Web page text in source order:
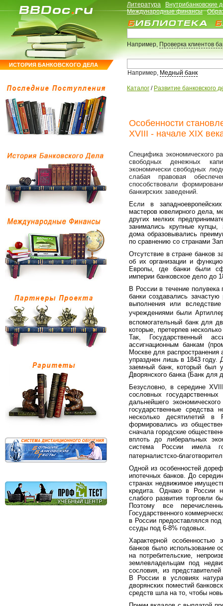
ИСТОРИЯ БАНКОВСКОГО ДЕЛА
Литература
Внутрибанковские
Международные финансы
Например,Проверка клиентов
Например, Медный банк
Каталог / Развитие банковского
Особенности
XVIII - начале XIX
Специфика экономического
свободных денежных
экономически свободных
слабая правовая
способствовали
банкирских заведений.
Если в
мастеров ювелирного дела,
других мелких
занимались крупные купцы,
дома образовывались
по сравнению со странами
Отсутствие в стране банков
об их организации и
Европы, где банки были
империи банковское дело до
В России в течение полувека
банки создавались
выполнения или
учреждениями были
вспомогательный банк для
которые, претерпев
Так, Государственный
ассигнационным банкам
Москве для
упразднен лишь в 1843 году.
заемный банк, который был
Дворянского банка (Банк для
Безусловно, в середине
сословных
дальнейшего
государственные средства
несколько десятилетий в
формировались из
сначала городские
вплоть до либеральных
система России имела
патерналистско-
Одной из особенностей
ипотечных банков. До
странах недвижимое
кредита. Однако в России
слабого развития торговли
Поэтому все
Государственного
в России предоставлялся
ссуды под 6-8% годовых.
Характерной особенностью
банков было использование
на потребительские,
землевладельцам под
сословия, из
В России в условиях
дворянских поместий
средств шла на то, чтобы